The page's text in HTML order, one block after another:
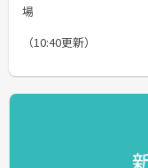
場
（10:40更新）